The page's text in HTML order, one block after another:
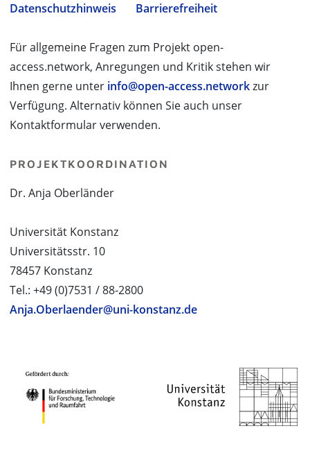
Datenschutzhinweis
Barrierefreiheit
Für allgemeine Fragen zum Projekt open-
access.network, Anregungen und Kritik stehen wir
Ihnen gerne unter info@open-access.networkzur
Verfügung. Alternativ können Sie auch unser
Kontaktformular verwenden.
PROJEKTKOORDINATION
Dr. Anja Oberländer
Universität Konstanz
Universitätsstr. 10
78457 Konstanz
Tel.: +49 (0)7531 / 88-2800
Anja.Oberlaender@uni-konstanz.de